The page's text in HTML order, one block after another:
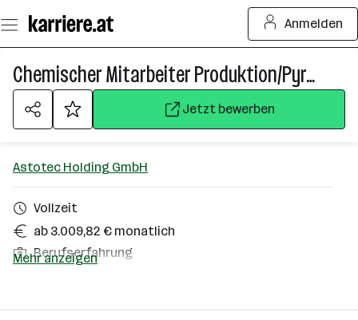
Seiteninhalt
springen
Anmelden
Chemischer Mitarbeiter Produktion/Pyrotechnic Produktion Operator (m/w/d)
Jetzt bewerben
Astotec Holding GmbH
Vollzeit
ab 3.009,82 € monatlich
Berufserfahrung
Mehr anzeigen